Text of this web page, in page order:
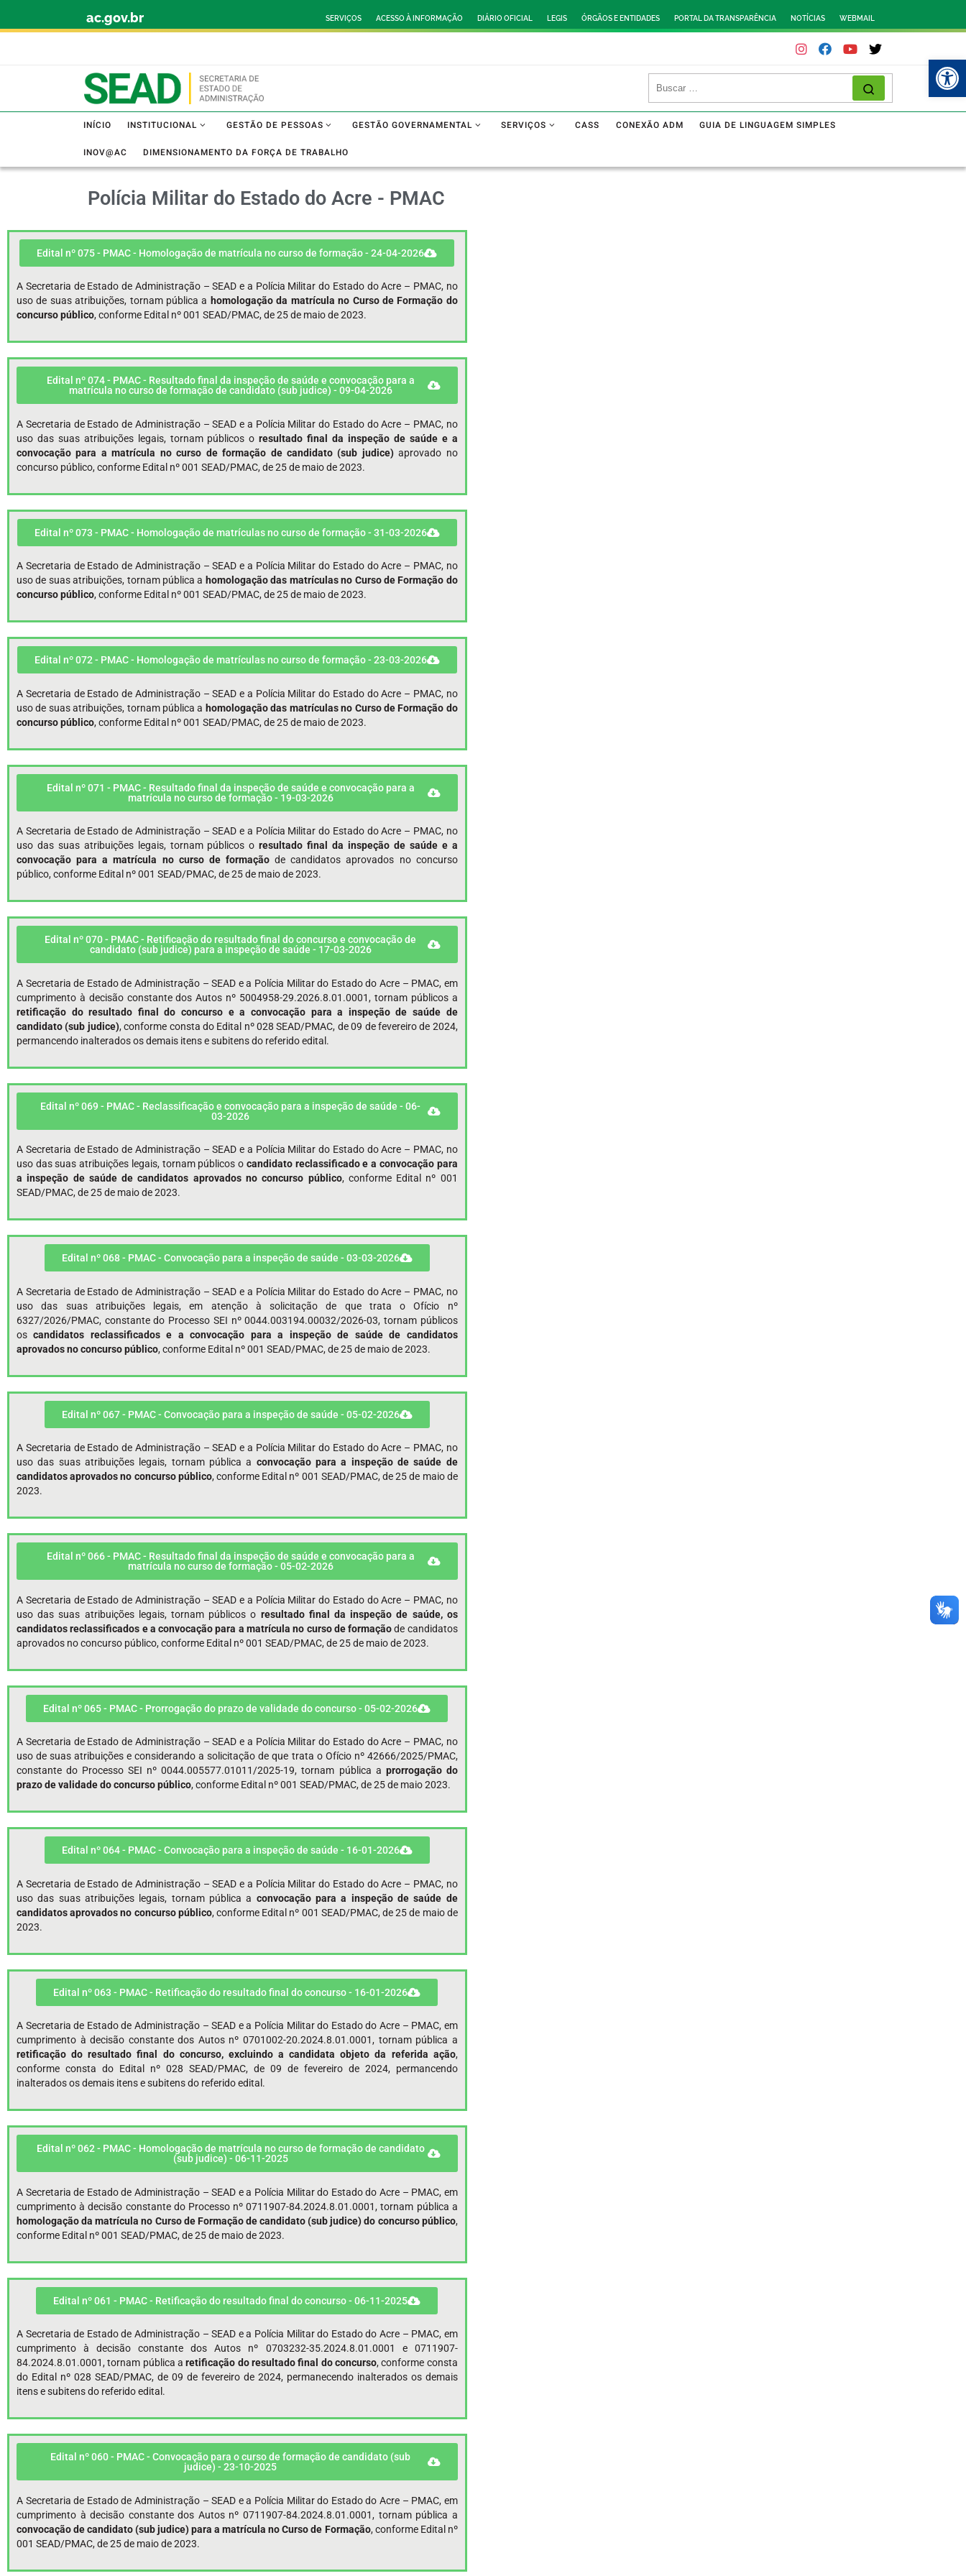
ac.gov.br SERVIÇOS ACESSO À INFORMAÇÃO DIÁRIO OFICIAL LEGIS ÓRGÃOS E ENTIDADES PORTAL DA TRANSPARÊNCIA NOTÍCIAS WEBMAIL
INÍCIO INSTITUCIONAL GESTÃO DE PESSOAS GESTÃO GOVERNAMENTAL SERVIÇOS CASS CONEXÃO ADM GUIA DE LINGUAGEM SIMPLES
INOV@AC DIMENSIONAMENTO DA FORÇA DE TRABALHO
Polícia Militar do Estado do Acre - PMAC
Edital nº 075 - PMAC - Homologação de matrícula no curso de formação - 24-04-2026
A Secretaria de Estado de Administração – SEAD e a Polícia Militar do Estado do Acre – PMAC, no
uso de suas atribuições, tornam pública a homologação da matrícula no Curso de Formação do
concurso público, conforme Edital nº 001 SEAD/PMAC, de 25 de maio de 2023.
Edital nº 074 - PMAC - Resultado final da inspeção de saúde e convocação para a
matrícula no curso de formação de candidato (sub judice) - 09-04-2026
A Secretaria de Estado de Administração – SEAD e a Polícia Militar do Estado do Acre – PMAC, no
uso das suas atribuições legais, tornam públicos oresultado final da inspeção de saúde e a
convocação para a matrícula no curso de formação de candidato (sub judice)aprovado no
concurso público, conforme Edital nº 001 SEAD/PMAC, de 25 de maio de 2023.
Edital nº 073 - PMAC - Homologação de matrículas no curso de formação - 31-03-2026
A Secretaria de Estado de Administração – SEAD e a Polícia Militar do Estado do Acre – PMAC, no
uso de suas atribuições, tornam pública a homologação das matrículas no Curso de Formação do
concurso público, conforme Edital nº 001 SEAD/PMAC, de 25 de maio de 2023.
Edital nº 072 - PMAC - Homologação de matrículas no curso de formação - 23-03-2026
A Secretaria de Estado de Administração – SEAD e a Polícia Militar do Estado do Acre – PMAC, no
uso de suas atribuições, tornam pública a homologação das matrículas no Curso de Formação do
concurso público, conforme Edital nº 001 SEAD/PMAC, de 25 de maio de 2023.
Edital nº 071 - PMAC - Resultado final da inspeção de saúde e convocação para a
matrícula no curso de formação - 19-03-2026
A Secretaria de Estado de Administração – SEAD e a Polícia Militar do Estado do Acre – PMAC, no
uso das suas atribuições legais, tornam públicos oresultado final da inspeção de saúde e a
convocação para a matrícula no curso de formaçãode candidatos aprovados no concurso
público, conforme Edital nº 001 SEAD/PMAC, de 25 de maio de 2023.
Edital nº 070 - PMAC - Retificação do resultado final do concurso e convocação de
candidato (sub judice) para a inspeção de saúde - 17-03-2026
A Secretaria de Estado de Administração – SEAD e a Polícia Militar do Estado do Acre – PMAC, em
cumprimento à decisão constante dos Autos nº 5004958-29.2026.8.01.0001, tornam públicos a
retificação do resultado final do concurso e a convocação para a inspeção de saúde de
candidato (sub judice), conforme consta do Edital nº 028 SEAD/PMAC, de 09 de fevereiro de 2024,
permancendo inalterados os demais itens e subitens do referido edital.
Edital nº 069 - PMAC - Reclassificação e convocação para a inspeção de saúde - 06-
03-2026
A Secretaria de Estado de Administração – SEAD e a Polícia Militar do Estado do Acre – PMAC, no
uso das suas atribuições legais, tornam públicos o candidato reclassificado e a convocação para
a inspeção de saúde de candidatos aprovados no concurso público, conforme Edital nº 001
SEAD/PMAC, de 25 de maio de 2023.
Edital nº 068 - PMAC - Convocação para a inspeção de saúde - 03-03-2026
A Secretaria de Estado de Administração – SEAD e a Polícia Militar do Estado do Acre – PMAC, no
uso das suas atribuições legais, em atenção à solicitação de que trata o Ofício nº
6327/2026/PMAC, constante do Processo SEI nº 0044.003194.00032/2026-03, tornam públicos
oscandidatos reclassificados e a convocação para a inspeção de saúde de candidatos
aprovados no concurso público, conforme Edital nº 001 SEAD/PMAC, de 25 de maio de 2023.
Edital nº 067 - PMAC - Convocação para a inspeção de saúde - 05-02-2026
A Secretaria de Estado de Administração – SEAD e a Polícia Militar do Estado do Acre – PMAC, no
uso das suas atribuições legais, tornam pública a convocação para a inspeção de saúde de
candidatos aprovados no concurso público, conforme Edital nº 001 SEAD/PMAC, de 25 de maio de
2023.
Edital nº 066 - PMAC - Resultado final da inspeção de saúde e convocação para a
matrícula no curso de formação - 05-02-2026
A Secretaria de Estado de Administração – SEAD e a Polícia Militar do Estado do Acre – PMAC, no
uso das suas atribuições legais, tornam públicos o resultado final da inspeção de saúde, os
candidatos reclassificados e a convocação para a matrícula no curso de formaçãode candidatos
aprovados no concurso público, conforme Edital nº 001 SEAD/PMAC, de 25 de maio de 2023.
Edital nº 065 - PMAC - Prorrogação do prazo de validade do concurso - 05-02-2026
A Secretaria de Estado de Administração – SEAD e a Polícia Militar do Estado do Acre – PMAC, no
uso de suas atribuições e considerando a solicitação de que trata o Ofício nº 42666/2025/PMAC,
constante do Processo SEI nº 0044.005577.01011/2025-19, tornam pública a prorrogação do
prazo de validadedo concurso público, conforme Edital nº 001 SEAD/PMAC, de 25 de maio 2023.
Edital nº 064 - PMAC - Convocação para a inspeção de saúde - 16-01-2026
A Secretaria de Estado de Administração – SEAD e a Polícia Militar do Estado do Acre – PMAC, no
uso das suas atribuições legais, tornam pública a convocação para a inspeção de saúde de
candidatos aprovados no concurso público, conforme Edital nº 001 SEAD/PMAC, de 25 de maio de
2023.
Edital nº 063 - PMAC - Retificação do resultado final do concurso - 16-01-2026
A Secretaria de Estado de Administração – SEAD e a Polícia Militar do Estado do Acre – PMAC, em
cumprimento à decisão constante dos Autos nº 0701002-20.2024.8.01.0001, tornam pública a
retificaçãodo resultado final do concurso, excluindo a candidata objeto da referida ação,
conforme consta do Edital nº 028 SEAD/PMAC, de 09 de fevereiro de 2024, permancendo
inalterados os demais itens e subitens do referido edital.
Edital nº 062 - PMAC - Homologação de matrícula no curso de formação de candidato
(sub judice) - 06-11-2025
A Secretaria de Estado de Administração – SEAD e a Polícia Militar do Estado do Acre – PMAC, em
cumprimento à decisão constante do Processo nº 0711907-84.2024.8.01.0001, tornam pública a
homologação da matrícula no Curso de Formação de candidato (sub judice) do concurso público,
conforme Edital nº 001 SEAD/PMAC, de 25 de maio de 2023.
Edital nº 061 - PMAC - Retificação do resultado final do concurso - 06-11-2025
A Secretaria de Estado de Administração – SEAD e a Polícia Militar do Estado do Acre – PMAC, em
cumprimento à decisão constante dos Autos nº 0703232-35.2024.8.01.0001 e 0711907-
84.2024.8.01.0001, tornam pública aretificação do resultado final do concurso, conforme consta
do Edital nº 028 SEAD/PMAC, de 09 de fevereiro de 2024, permanecendo inalterados os demais
itens e subitens do referido edital.
Edital nº 060 - PMAC - Convocação para o curso de formação de candidato (sub
judice) - 23-10-2025
A Secretaria de Estado de Administração – SEAD e a Polícia Militar do Estado do Acre – PMAC, em
cumprimento à decisão constante dos Autos nº 0711907-84.2024.8.01.0001, tornam pública a
convocação de candidato (sub judice) para a matrícula no Curso de Formação, conforme Edital nº
001 SEAD/PMAC, de 25 de maio de 2023.